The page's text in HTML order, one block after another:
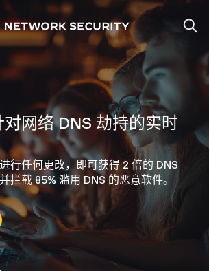
网络 DNS 劫持的实时
行任何更改，即可获得 2 倍的 DNS
拦截 85% 滥用 DNS 的恶意软件。